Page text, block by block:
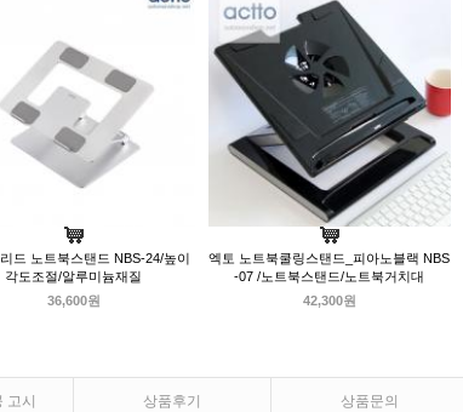
드 노트북스탠드 NBS-24/높이
각도조절/알루미늄재질
36,600원
엑토 노트북쿨링스탠드_피아노블랙 NBS
-07 /노트북스탠드/노트북거치대
42,300원
시 상품후기 상품문의